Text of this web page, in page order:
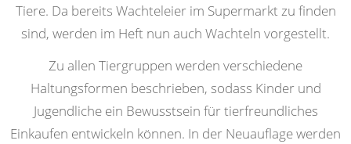
Tiere. Da bereits Wachteleier im Supermarkt zu finden
sind, werden im Heft nun auch Wachteln vorgestellt.
Zu allen Tiergruppen werden verschiedene
Haltungsformen beschrieben, sodass Kinder und
Jugendliche ein Bewusstsein für tierfreundliches
Einkaufen entwickeln können. In der Neuauflage werden